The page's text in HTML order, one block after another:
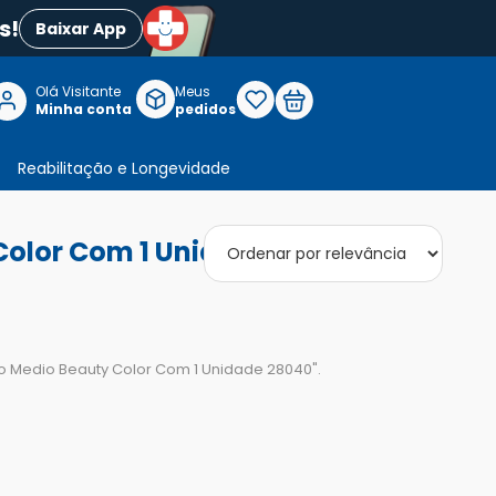
Baixar App
Olá Visitante
Minha conta
Meus
pedidos
Reabilitação e Longevidade
Com 1 Unidade 28040"
Medio Beauty Color Com 1 Unidade 28040".